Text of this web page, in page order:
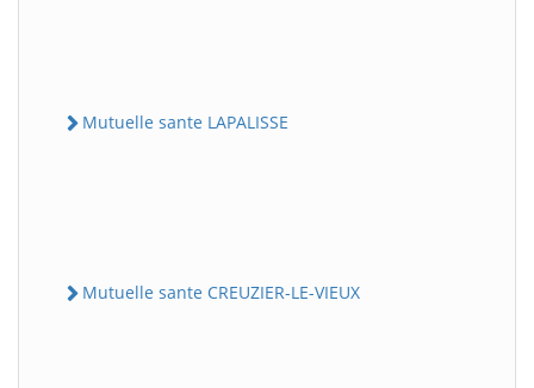
Mutuelle sante LAPALISSE
Mutuelle sante CREUZIER-LE-VIEUX